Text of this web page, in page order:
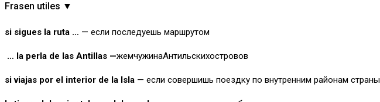
Frasen utiles ▼
si sigues la ruta … — если последуешь маршрутом
… la perla de las Antillas —жемчужинаАнтильскихостровов
si viajas por el interior de la Isla — если совершишь поездку по внутренним районам страны